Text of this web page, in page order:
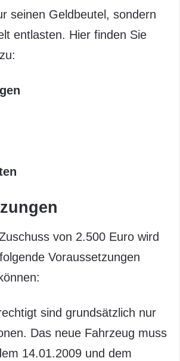
seinen Geldbeutel, sondern
entlasten. Hier finden Sie
von 2.500 Euro wird
Voraussetzungen
sind grundsätzlich nur
Das neue Fahrzeug muss
14.01.2009 und dem